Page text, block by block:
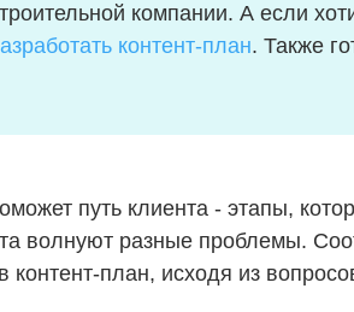
компании. А если
контент-план. Также
путь клиента - этапы,
волнуют разные проблемы.
контент-план, исходя из